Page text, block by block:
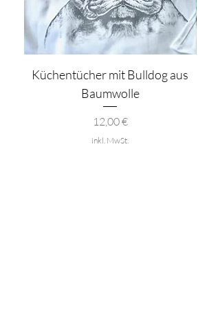
Küchentücher mit Bulldog aus
Baumwolle
Preis
12,00 €
inkl. MwSt.